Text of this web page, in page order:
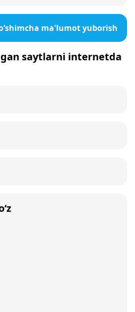
ma'lumot yuborish
saytlarni internetda